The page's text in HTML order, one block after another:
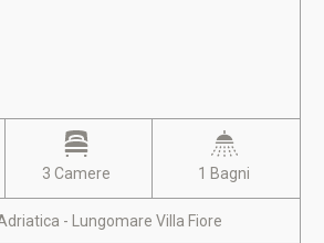
3 Camere 1 Bagni
- Lungomare Villa Fiore